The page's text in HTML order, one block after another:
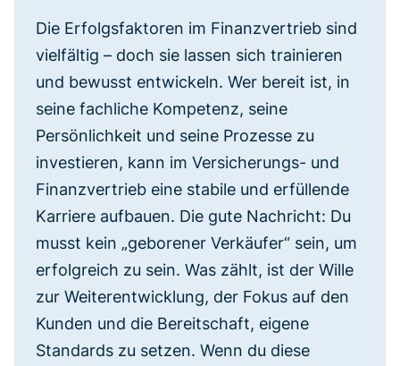
Die Erfolgsfaktoren im Finanzvertrieb sind
vielfältig – doch sie lassen sich trainieren
und bewusst entwickeln. Wer bereit ist, in
seine fachliche Kompetenz, seine
Persönlichkeit und seine Prozesse zu
investieren, kann im Versicherungs- und
Finanzvertrieb eine stabile und erfüllende
Karriere aufbauen. Die gute Nachricht: Du
musst kein „geborener Verkäufer“ sein, um
erfolgreich zu sein. Was zählt, ist der Wille
zur Weiterentwicklung, der Fokus auf den
Kunden und die Bereitschaft, eigene
Standards zu setzen. Wenn du diese